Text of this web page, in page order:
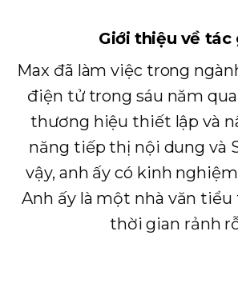
Giới thiệu về tác
Max đã làm việc trong
điện tử trong sáu năm
thương hiệu thiết lập và
năng tiếp thị nội dung và
vậy, anh ấy có kinh
Anh ấy là một nhà văn
thời gian rảnh